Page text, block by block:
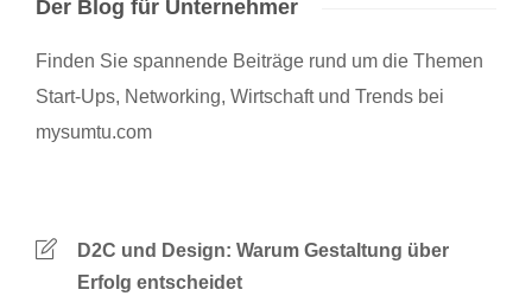
Der Blog für Unternehmer
Finden Sie spannende Beiträge rund um die Themen
Start-Ups, Networking, Wirtschaft und Trends bei
mysumtu.com
D2C und Design: Warum Gestaltung über
Erfolg entscheidet